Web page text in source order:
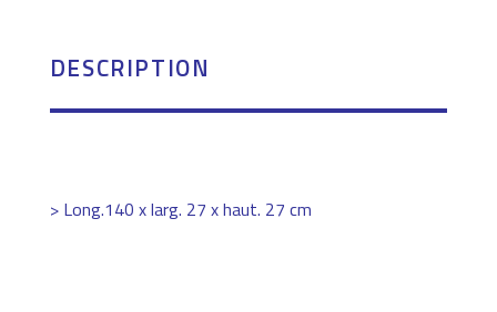
DESCRIPTION
> Long.140 x larg. 27 x haut. 27 cm